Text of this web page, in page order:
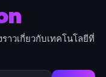
าวเกี่ยวกับเทคโนโลยีที่